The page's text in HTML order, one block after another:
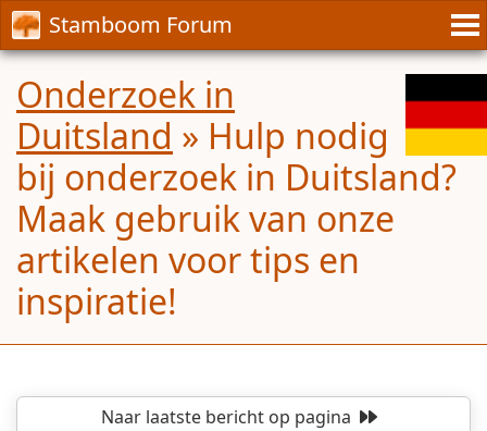
Stamboom Forum
Onderzoek in
Duitsland » Hulp nodig
bij onderzoek in Duitsland?
Maak gebruik van onze
artikelen voor tips en
inspiratie!
Naar laatste berichtop pagina